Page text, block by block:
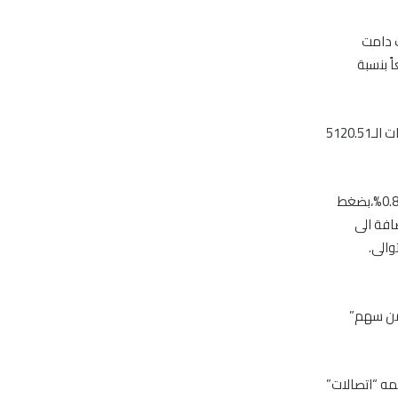
دامت
مرتفعاً بنسبة
وانخفض المؤشر فى التعاملات الصباحية بنسبة 0.16% ليخسر 8.12 نقطة بوصوله الى مستويات الـ5120.51
ورفعت من خسارة السوق فى الدقائق الأولى من التعاملات ،هبوط قطاع العقارى بنسبة 0.83%،بضغط
أمس، بالاضافة الى
“الطاقة” بنسبة 1.67% ،بتاثير من سهم”
بنسبة 0.43% من خلال سهمه “اتصالات”